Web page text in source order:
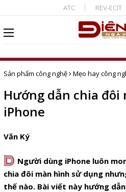
ATC REV-ECIT
Sản phẩm công nghệ Mẹo hay công
Hướng dẫn chia đôi
iPhone
Văn Ký
D Người dùng iPhone luôn
chia đôi màn hình sử dụng
thế nào. Bài viết này hướng